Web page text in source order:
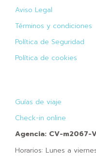
Aviso Legal
Términos y condiciones
Política de Seguridad
Política de cookies
Guías de viaje
Check-in online
Agencia: CV-m2067-
Horarios: Lunes a